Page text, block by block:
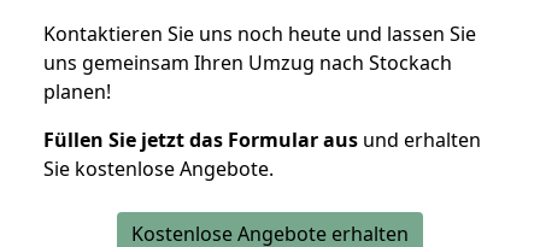
Kontaktieren Sie uns noch heute und lassen Sie
uns gemeinsam Ihren Umzug nach Stockach
planen!
Füllen Sie jetzt das Formular aus und erhalten
Sie kostenlose Angebote.
Kostenlose Angebote erhalten